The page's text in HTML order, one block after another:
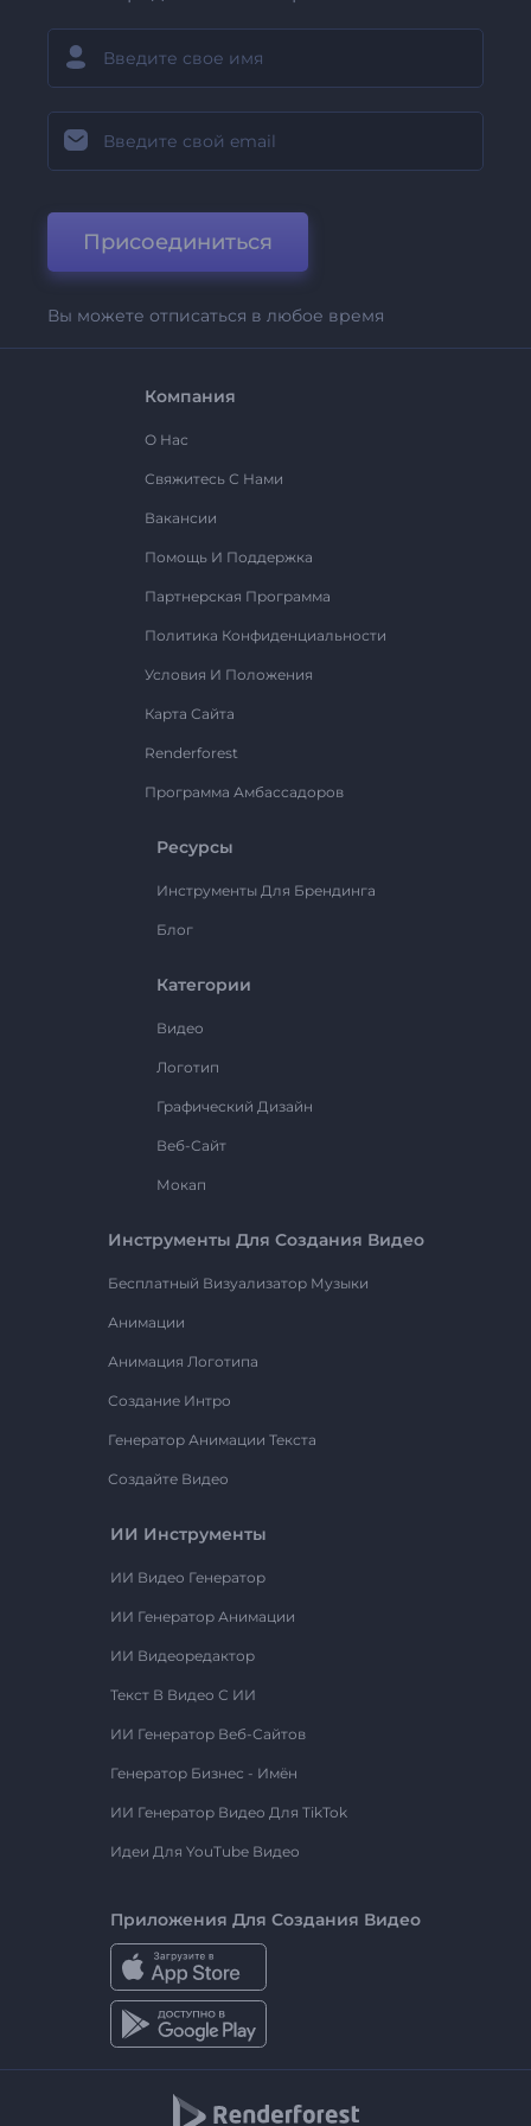
Присоединиться
Вы можете отписаться в любое время
Компания
О Нас
Свяжитесь С Нами
Вакансии
Помощь И Поддержка
Партнерская Программа
Политика Конфиденциальности
Условия И Положения
Карта Сайта
Renderforest
Программа Амбассадоров
Ресурсы
Инструменты Для Брендинга
Блог
Категории
Видео
Логотип
Графический Дизайн
Веб-Сайт
Мокап
Инструменты Для Создания Видео
Бесплатный Визуализатор Музыки
Анимации
Анимация Логотипа
Создание Интро
Генератор Анимации Текста
Создайте Видео
ИИ Инструменты
ИИ Видео Генератор
ИИ Генератор Анимации
ИИ Видеоредактор
Текст В Видео С ИИ
ИИ Генератор Веб-Сайтов
Генератор Бизнес - Имён
ИИ Генератор Видео Для TikTok
Идеи Для YouTube Видео
Приложения Для Создания Видео